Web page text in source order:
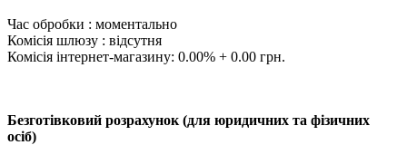
Час обробки : моментально
Комісія шлюзу : відсутня
Комісія інтернет-магазину: 0.00% + 0.00 грн.
Безготівковий розрахунок (для юридичних та фізичних
осіб)